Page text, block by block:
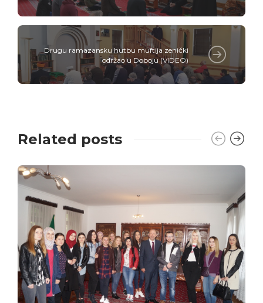
Drugu ramazansku hutbu muftija zenički
održao u Doboju (VIDEO)
Related posts